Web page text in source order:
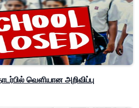
வௌியான அறிவிப்பு